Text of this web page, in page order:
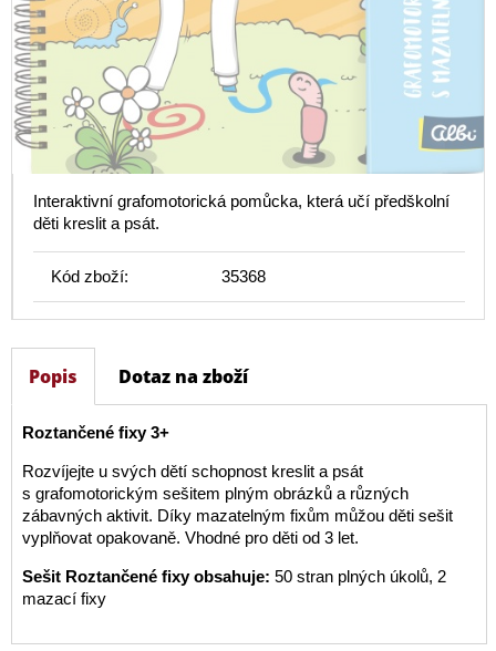
Interaktivní grafomotorická pomůcka, která učí předškolní
děti kreslit a psát.
Kód zboží: 35368
Popis Dotaz na zboží
Roztančené fixy 3+
Rozvíjejte u svých dětí schopnost kreslit a psát
s grafomotorickým sešitem plným obrázků a různých
zábavných aktivit. Díky mazatelným fixům můžou děti sešit
vyplňovat opakovaně. Vhodné pro děti od 3 let.
Sešit Roztančené fixy obsahuje: 50 stran plných úkolů, 2
mazací fixy